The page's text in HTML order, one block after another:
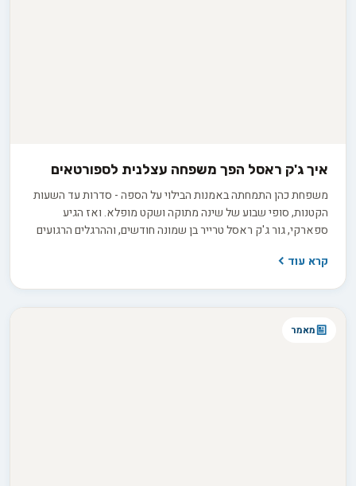
איך ג'ק ראסל הפך משפחה עצלנית לספורטאים
משפחת כהן התמחתה באמנות הבילוי על הספה - סדרות עד השעות
הקטנות, סופי שבוע של שינה מתוקה ושקט מופלא. ואז הגיע
ספארקי, גור ג'ק ראסל טרייר בן שמונה חודשים, וההרגלים הרגועים
לספורטאים?
קרא עוד
מאמר